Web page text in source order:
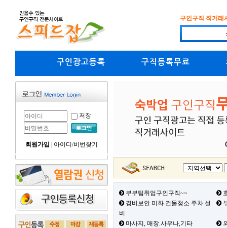
구인구직 직거래
구인광고등록 구직등록무료
저장
회원가입 아이디/비번찾기
부부팀취업구인구직~~
경비보안.미화.건물청소.주차.설
비
마사지, 매장.사우나,기타